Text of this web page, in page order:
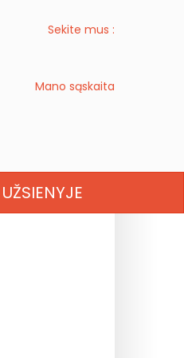
Sekite mus :
Mano sąskaita
UŽSIENYJE